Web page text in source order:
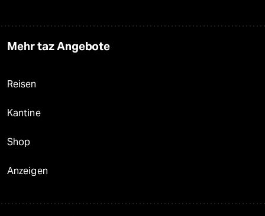
Mehr taz Angebote
Reisen
Kantine
Shop
Anzeigen